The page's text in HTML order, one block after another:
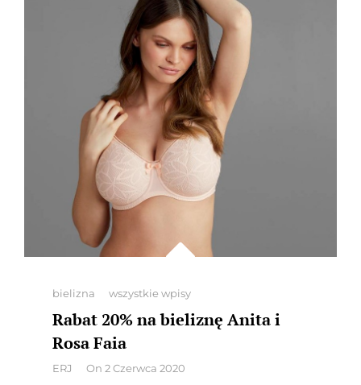
DELTAPAD
Categories
bielizna wszystkie wpisy
Rabat 20% na bieliznę Anita i
Rosa Faia
By
ERJ On 2 Czerwca 2020